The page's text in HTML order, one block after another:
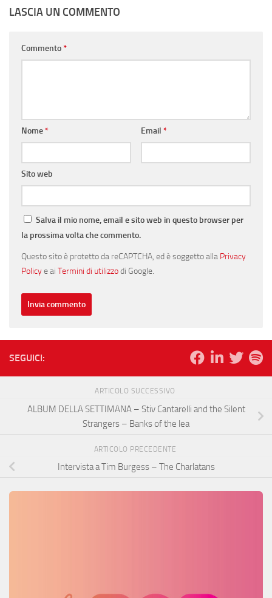
LASCIA UN COMMENTO
Commento*
Nome* Email *
Sito web
Salva il mio nome, email e sito web in questo browser per
la prossima volta che commento.
Questo sito è protetto da reCAPTCHA, ed è soggetto alla Privacy
Policye ai Termini di utilizzodi Google.
SEGUICI:
ARTICOLO SUCCESSIVO
ALBUM DELLA SETTIMANA – Stiv Cantarelli and the Silent
Strangers – Banks of the lea
ARTICOLO PRECEDENTE
Intervista a Tim Burgess – The Charlatans